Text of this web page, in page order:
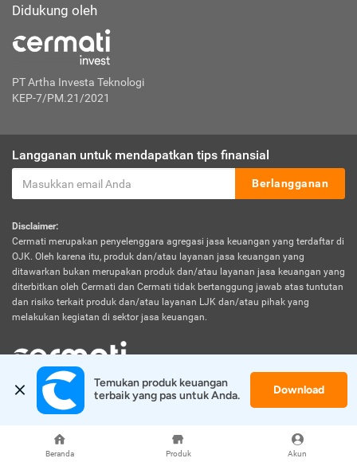
Beranda Produk Akun
Didukung oleh
PT Artha Investa Teknologi
KEP-7/PM.21/2021
Langganan untuk mendapatkan tips finansial
Berlangganan
Disclaimer:
Cermati merupakan penyelenggara agregasi jasa keuangan yang terdaftar di
OJK. Oleh karena itu, produk dan/atau layanan jasa keuangan yang
ditawarkan bukan merupakan produk dan/atau layanan jasa keuangan yang
diterbitkan oleh Cermati dan Cermati tidak bertanggung jawab atas tuntutan
dan risiko terkait produk dan/atau layanan LJK dan/atau pihak yang
melakukan kegiatan di sektor jasa keuangan.
© 2026 Cermati. All Rights Reserved.
Temukan produk keuangan
terbaik yang pas untuk Anda.
Download